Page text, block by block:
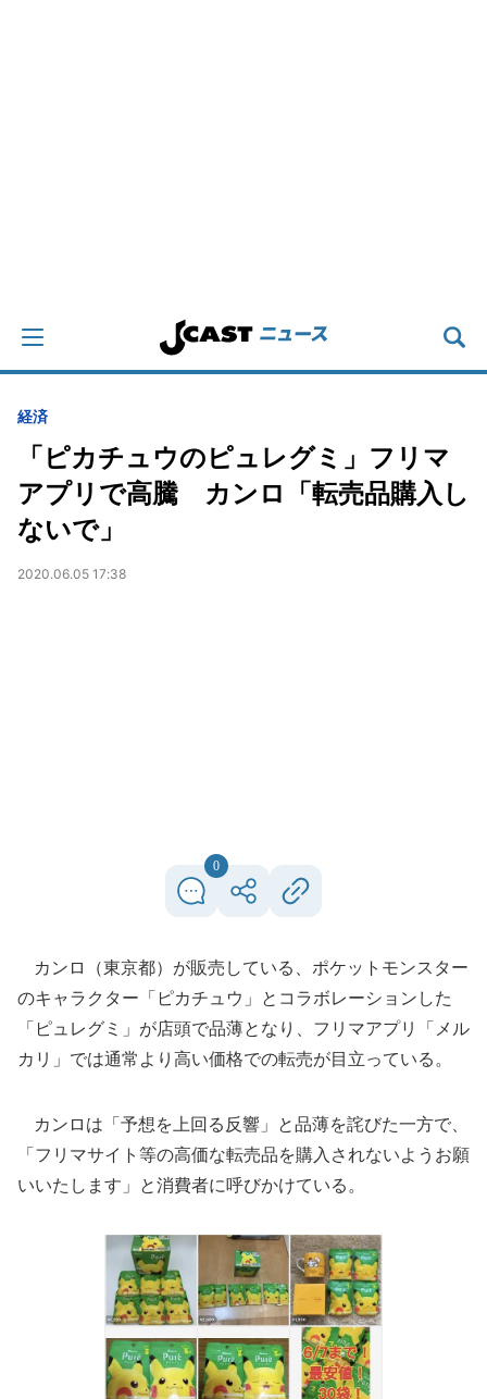
経済
「ピカチュウのピュレグミ」フリマ
アプリで高騰 カンロ「転売品購入し
ないで」
2020.06.05 17:38
0
カンロ（東京都）が販売している、ポケットモンスター
のキャラクター「ピカチュウ」とコラボレーションした
「ピュレグミ」が店頭で品薄となり、フリマアプリ「メル
カリ」では通常より高い価格での転売が目立っている。
カンロは「予想を上回る反響」と品薄を詫びた一方で、
「フリマサイト等の高価な転売品を購入されないようお願
いいたします」と消費者に呼びかけている。